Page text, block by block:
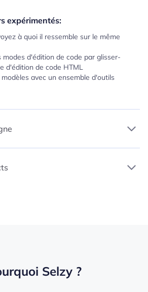
expérimentés:
à quoi il ressemble sur le même
modes d'édition de code par glisser-
d'édition de code HTML
avec un ensemble d'outils
Selzy ?